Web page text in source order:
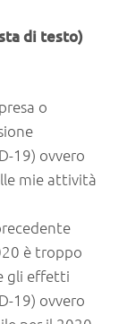
di testo)
o
19) ovvero
mie attività
è troppo
gli effetti
19) ovvero